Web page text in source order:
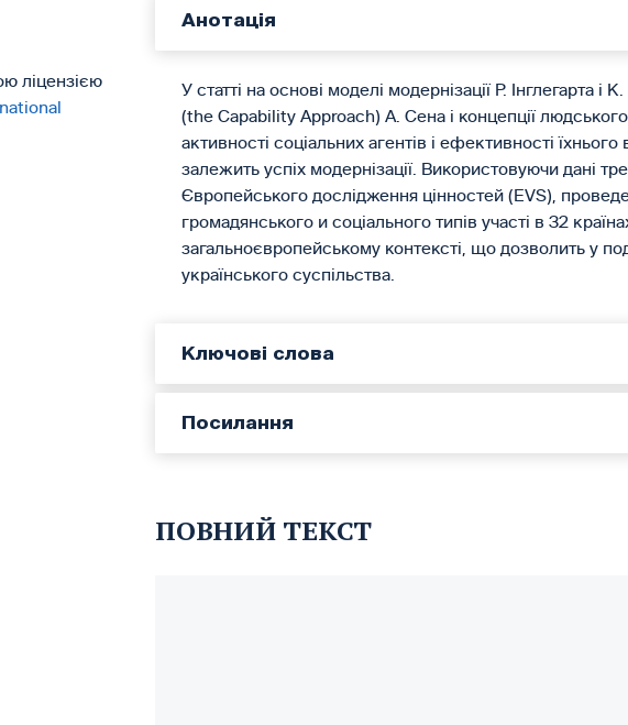
ліцензією
Анотація
У статті на основі моделі модернізації Р. Інглегарта
(the Capability Approach) А. Сена і концепції
активності соціальних агентів і ефективності
залежить успіх модернізації. Використовуючи дані
Європейського дослідження цінностей (EVS),
громадянського и соціального типів участі в 32
загальноєвропейському контексті, що дозволить у
українського суспільства.
Ключові слова
Посилання
ПОВНИЙ ТЕКСТ